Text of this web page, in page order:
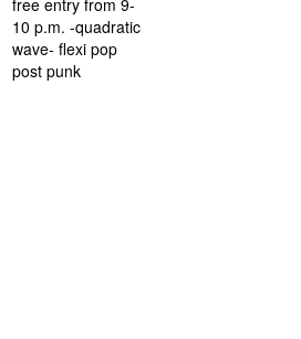
free entry from 9-
10 p.m. -quadratic
wave- flexi pop
post punk